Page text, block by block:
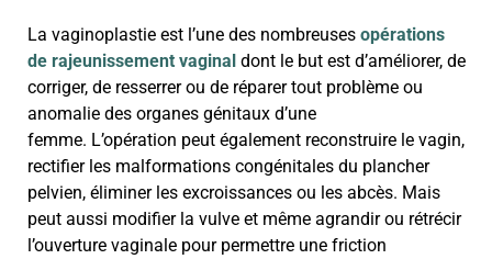
La vaginoplastie est l’une des nombreuses opérations
de rajeunissement vaginal dont le but est d’améliorer, de
corriger, de resserrer ou de réparer tout problème ou
anomalie des organes génitaux d’une
femme. L’opération peut également reconstruire le vagin,
rectifier les malformations congénitales du plancher
pelvien, éliminer les excroissances ou les abcès. Mais
peut aussi modifier la vulve et même agrandir ou rétrécir
l’ouverture vaginale pour permettre une friction